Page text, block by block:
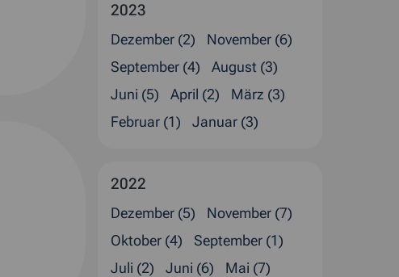
2023
Dezember (2)
November (6)
September (4)
August (3)
Juni (5)
April (2)
März (3)
Februar (1)
Januar (3)
2022
Dezember (5)
November (7)
Oktober (4)
September (1)
Juli (2)
Juni (6)
Mai (7)